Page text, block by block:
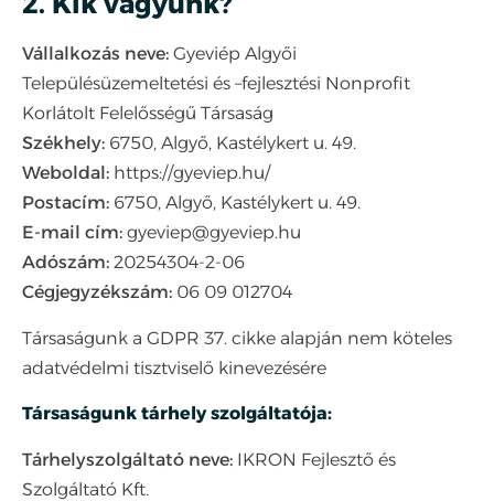
Vállalkozás neve: Gyeviép Algyői
Településüzemeltetési és –fejlesztési Nonprofit
Korlátolt Felelősségű Társaság
Székhely: 6750, Algyő, Kastélykert u. 49.
Weboldal: https://gyeviep.hu/
Postacím: 6750, Algyő, Kastélykert u. 49.
E-mail cím: gyeviep@gyeviep.hu
Adószám: 20254304-2-06
Cégjegyzékszám: 06 09 012704
Társaságunk a GDPR 37. cikke alapján nem köteles
adatvédelmi tisztviselő kinevezésére
Társaságunk tárhely szolgáltatója:
Tárhelyszolgáltató neve: IKRON Fejlesztő és
Szolgáltató Kft.